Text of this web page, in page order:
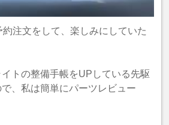
注文をして、楽しみにしていた
トの整備手帳をUPしている先駆
、私は簡単にパーツレビュー